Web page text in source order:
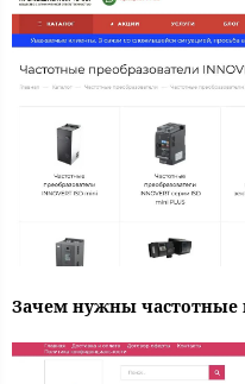
Зачем нужны частотные